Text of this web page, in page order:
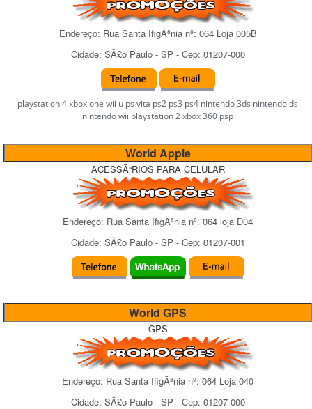
Endereço: Rua Santa IfigÃªnianº: 064 Loja 005B
Cidade: SÃ£o Paulo- SP - Cep: 01207-000
playstation 4 xbox one wii u ps vita ps2 ps3 ps4 nintendo 3ds nintendo ds
nintendo wii playstation 2 xbox 360 psp
World Apple
ACESSÃ“RIOS PARA CELULAR
Endereço: Rua Santa IfigÃªnia nº: 064 loja D04
Cidade: SÃ£o Paulo- SP - Cep: 01207-001
World GPS
GPS
Endereço: Rua Santa IfigÃªnia nº: 064 Loja 040
Cidade: SÃ£o Paulo- SP - Cep: 01207-000